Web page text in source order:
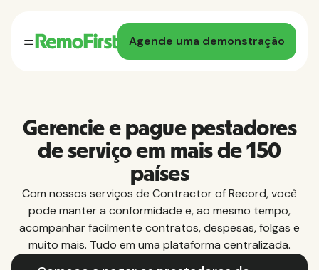
Agende uma demonstração
Gerencie e pague pestadores
de serviço em mais de 150
países
Com nossos serviços de Contractor of Record, você
pode manter a conformidade e, ao mesmo tempo,
acompanhar facilmente contratos, despesas, folgas e
muito mais. Tudo em uma plataforma centralizada.